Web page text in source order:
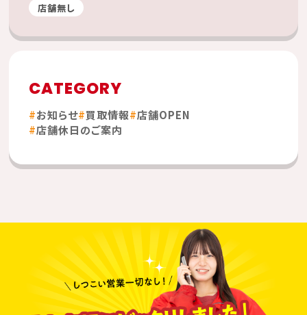
店舗無し
CATEGORY
お知らせ 買取情報 店舗OPEN
店舗休日のご案内